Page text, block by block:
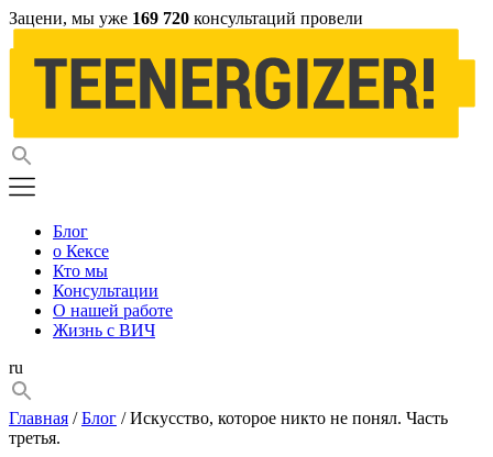
Зацени, мы уже 169 720 консультаций провели
Блог
о Кексе
Кто мы
Консультации
О нашей работе
Жизнь с ВИЧ
ru
Главная /Блог / Искусство, которое никто не понял. Часть
третья.